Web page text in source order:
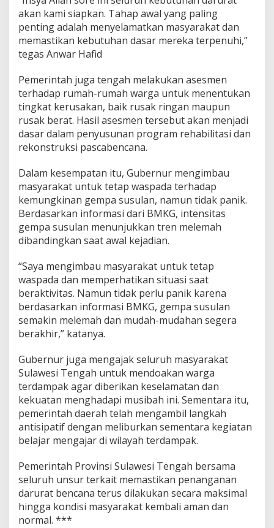
akan kami siapkan. Tahap awal yang paling
penting adalah menyelamatkan masyarakat dan
memastikan kebutuhan dasar mereka terpenuhi,”
tegas Anwar Hafid
Pemerintah juga tengah melakukan asesmen
terhadap rumah-rumah warga untuk menentukan
tingkat kerusakan, baik rusak ringan maupun
rusak berat. Hasil asesmen tersebut akan menjadi
dasar dalam penyusunan program rehabilitasi dan
rekonstruksi pascabencana.
Dalam kesempatan itu, Gubernur mengimbau
masyarakat untuk tetap waspada terhadap
kemungkinan gempa susulan, namun tidak panik.
Berdasarkan informasi dari BMKG, intensitas
gempa susulan menunjukkan tren melemah
dibandingkan saat awal kejadian.
“Saya mengimbau masyarakat untuk tetap
waspada dan memperhatikan situasi saat
beraktivitas. Namun tidak perlu panik karena
berdasarkan informasi BMKG, gempa susulan
semakin melemah dan mudah-mudahan segera
berakhir,” katanya.
Gubernur juga mengajak seluruh masyarakat
Sulawesi Tengah untuk mendoakan warga
terdampak agar diberikan keselamatan dan
kekuatan menghadapi musibah ini. Sementara itu,
pemerintah daerah telah mengambil langkah
antisipatif dengan meliburkan sementara kegiatan
belajar mengajar di wilayah terdampak.
Pemerintah Provinsi Sulawesi Tengah bersama
seluruh unsur terkait memastikan penanganan
darurat bencana terus dilakukan secara maksimal
hingga kondisi masyarakat kembali aman dan
normal. ***